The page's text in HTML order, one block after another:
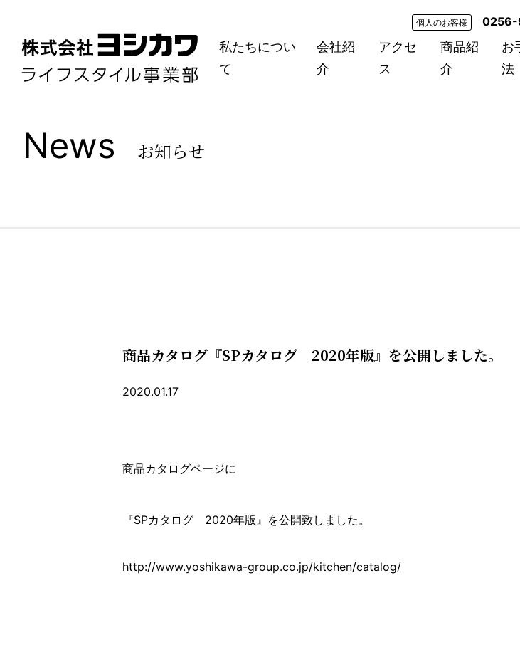
個人のお客様 0256-
私たちについ
て
会社紹
介
アクセ
ス
商品紹
介
お
法
News お知らせ
商品カタログ『SPカタログ 2020年版』を公開しました。
2020.01.17
商品カタログページに
『SPカタログ 2020年版』を公開致しました。
http://www.yoshikawa-group.co.jp/kitchen/catalog/